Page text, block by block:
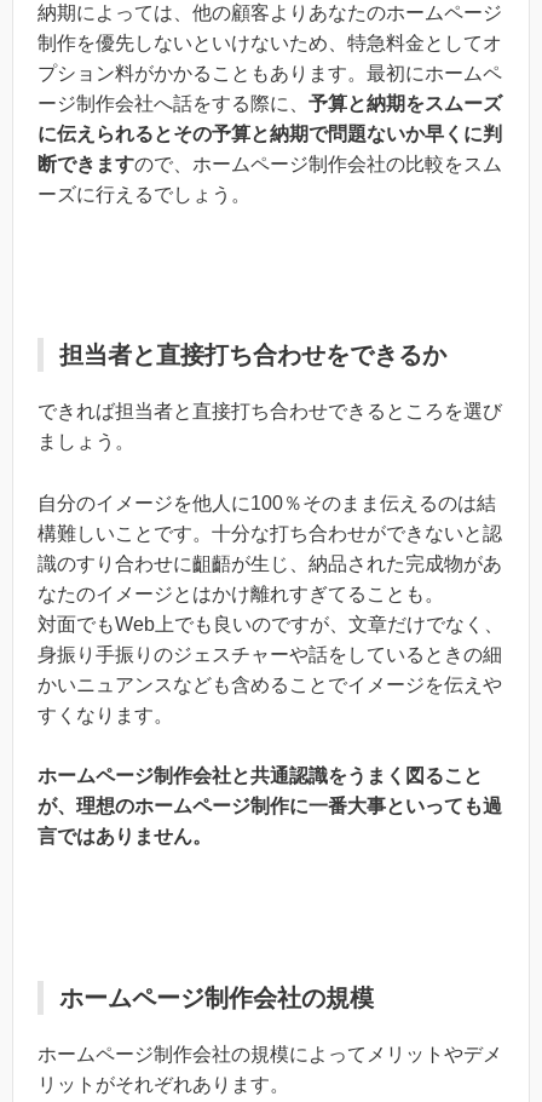
納期によっては、他の顧客よりあなたのホームページ
制作を優先しないといけないため、特急料金としてオ
プション料がかかることもあります。最初にホームペ
ージ制作会社へ話をする際に、 予算と納期をスムーズ
に伝えられるとその予算と納期で問題ないか早くに判
断できますので、ホームページ制作会社の比較をスム
ーズに行えるでしょう。
担当者と直接打ち合わせをできるか
できれば担当者と直接打ち合わせできるところを選び
ましょう。
自分のイメージを他人に100％そのまま伝えるのは結
構難しいことです。十分な打ち合わせができないと認
識のすり合わせに齟齬が生じ、納品された完成物があ
なたのイメージとはかけ離れすぎてることも。
対面でもWeb上でも良いのですが、文章だけでなく、
身振り手振りのジェスチャーや話をしているときの細
かいニュアンスなども含めることでイメージを伝えや
すくなります。
ホームページ制作会社と共通認識をうまく図ること
が、理想のホームページ制作に一番大事といっても過
言ではありません。
ホームページ制作会社の規模
ホームページ制作会社の規模によってメリットやデメ
リットがそれぞれあります。